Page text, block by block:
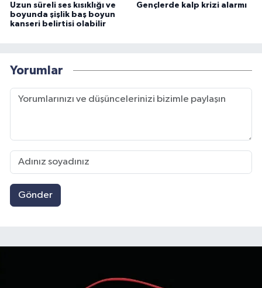
Uzun süreli ses kısıklığı ve
boyunda şişlik baş boyun
kanseri belirtisi olabilir
Gençlerde kalp krizi alarmı
Yorumlar
Gönder